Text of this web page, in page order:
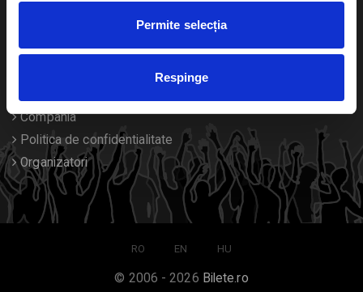
Permite selecția
Respinge
Despre noi
Contact
Compania
Politica de confidentialitate
Organizatori
RO EN HU
© 2006 - 2026 Bilete.ro